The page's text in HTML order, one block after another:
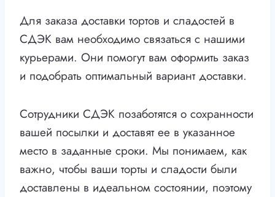
Для заказа доставки тортов и сладостей в
СДЭК вам необходимо связаться с нашими
курьерами. Они помогут вам оформить заказ
и подобрать оптимальный вариант доставки.
Сотрудники СДЭК позаботятся о сохранности
вашей посылки и доставят ее в указанное
место в заданные сроки. Мы понимаем, как
важно, чтобы ваши торты и сладости были
доставлены в идеальном состоянии, поэтому